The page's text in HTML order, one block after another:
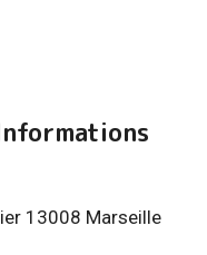
13008 Marseille